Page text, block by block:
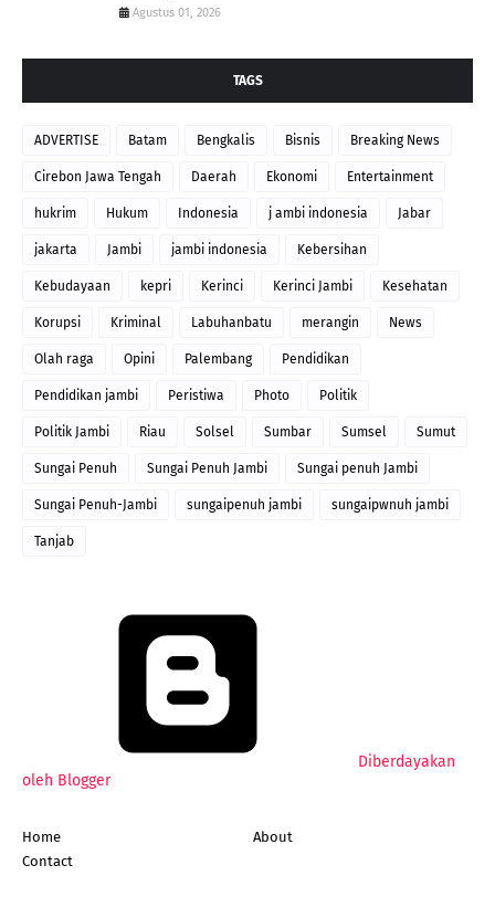
Agustus 01, 2026
TAGS
ADVERTISE Batam Bengkalis Bisnis Breaking News
Cirebon Jawa Tengah Daerah Ekonomi Entertainment
hukrim Hukum Indonesia j ambi indonesia Jabar
jakarta Jambi jambi indonesia Kebersihan
Kebudayaan kepri Kerinci Kerinci Jambi Kesehatan
Korupsi Kriminal Labuhanbatu merangin News
Olah raga Opini Palembang Pendidikan
Pendidikan jambi Peristiwa Photo Politik
Politik Jambi Riau Solsel Sumbar Sumsel Sumut
Sungai Penuh Sungai Penuh Jambi Sungai penuh Jambi
Sungai Penuh-Jambi sungaipenuh jambi sungaipwnuh jambi
Tanjab
Diberdayakan
oleh Blogger
Home
About
Contact